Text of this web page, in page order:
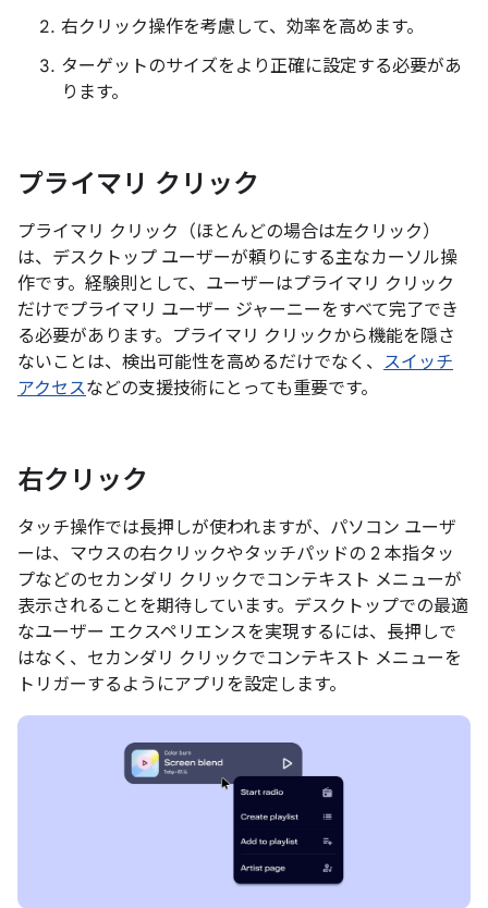
右クリック操作を考慮して、効率を高めます。
ターゲットのサイズをより正確に設定する必要があ
ります。
プライマリ クリック
プライマリ クリック（ほとんどの場合は左クリック）
は、デスクトップ ユーザーが頼りにする主なカーソル操
作です。経験則として、ユーザーはプライマリ クリック
だけでプライマリ ユーザー ジャーニーをすべて完了でき
る必要があります。プライマリ クリックから機能を隠さ
ないことは、検出可能性を高めるだけでなく、 スイッチ
アクセスなどの支援技術にとっても重要です。
右クリック
タッチ操作では長押しが使われますが、パソコン ユーザ
ーは、マウスの右クリックやタッチパッドの 2 本指タッ
プなどのセカンダリ クリックでコンテキスト メニューが
表示されることを期待しています。デスクトップでの最適
なユーザー エクスペリエンスを実現するには、長押しで
はなく、セカンダリ クリックでコンテキスト メニューを
トリガーするようにアプリを設定します。